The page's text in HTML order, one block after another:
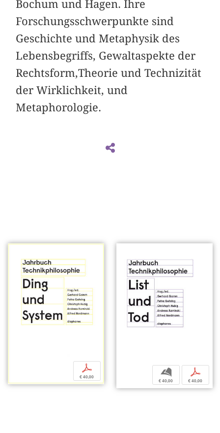
Bochum und Hagen. Ihre
Forschungsschwerpunkte sind
Geschichte und Metaphysik des
Lebensbegriffs, Gewaltaspekte der
Rechtsform,Theorie und Technizität
der Wirklichkeit, und
Metaphorologie.
p
€ 40,00 b
€ 40,00
p
€ 40,00